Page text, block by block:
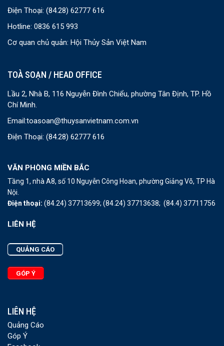
Điện Thoại: (84.28) 62777 616
Hotline: 0836 615 993
Cơ quan chủ quản: Hội Thủy Sản Việt Nam
TOÀ SOẠN / HEAD OFFICE
Lầu 2, Nhà B, 116 Nguyễn Đình Chiểu, phường Tân Định, TP. Hồ
Chí Minh.
Email:toasoan@thuysanvietnam.com.vn
Điện Thoại: (84.28) 62777 616
VĂN PHÒNG MIỀN BẮC
Tầng 1, nhà A8, số 10 Nguyễn Công Hoan, phường Giảng Võ, TP Hà
Nội.
Điện thoại: (84.24) 37713699; (84.24) 37713638; (84.4) 37711756
LIÊN HỆ
QUẢNG CÁO
GÓP Ý
LIÊN HỆ
Quảng Cáo
Góp Ý